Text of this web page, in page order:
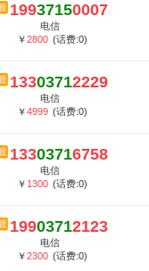
19937150007
电信
￥2800 (话费:0)
13303712229
电信
￥4999 (话费:0)
13303716758
电信
￥ 1300 (话费:0)
19903712123
电信
￥2300 (话费:0)